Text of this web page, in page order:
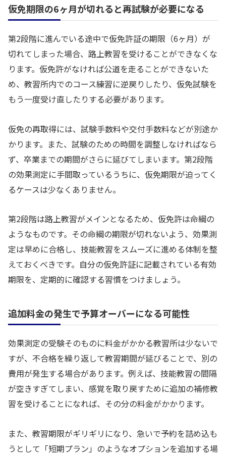
仮免期限の6ヶ月が切れると再試験が必要になる
第2段階に進んでいる途中で仮免許証の期限（6ヶ月）が
切れてしまった場合、路上教習を受けることができなくな
ります。仮免許がなければ公道を走ることができないた
め、教習所内でのコース練習に逆戻りしたり、仮免試験を
もう一度受け直したりする必要があります。
仮免の再取得には、試験手数料や交付手数料などが別途か
かります。また、試験のための時間を調整しなければなら
ず、卒業までの期間がさらに延びてしまいます。第2段階
の効果測定に手間取っているうちに、仮免期限が迫ってく
るケースは少なくありません。
第2段階は路上教習がメインとなるため、仮免許は命綱の
ようなものです。その命綱の期限が切れないよう、効果測
定は早めに合格し、技能教習をスムーズに進める体制を整
えておくべきです。自分の仮免許証に記載されている有効
期限を、定期的に確認する習慣をつけましょう。
追加料金の発生で予算オーバーになる可能性
効果測定の受験そのものに料金がかかる教習所は少ないで
すが、不合格を繰り返して教習期間が延びることで、別の
費用が発生する場合があります。例えば、技能教習の間隔
が空きすぎてしまい、感覚を取り戻すために追加の補修教
習を受けることになれば、その分の料金がかかります。
また、教習期限がギリギリになり、急いで予約を詰め込も
うとして「短期プラン」のようなオプションを追加する場